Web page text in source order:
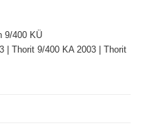
9/400 KÜ
| Thorit 9/400 KA 2003 | Thorit